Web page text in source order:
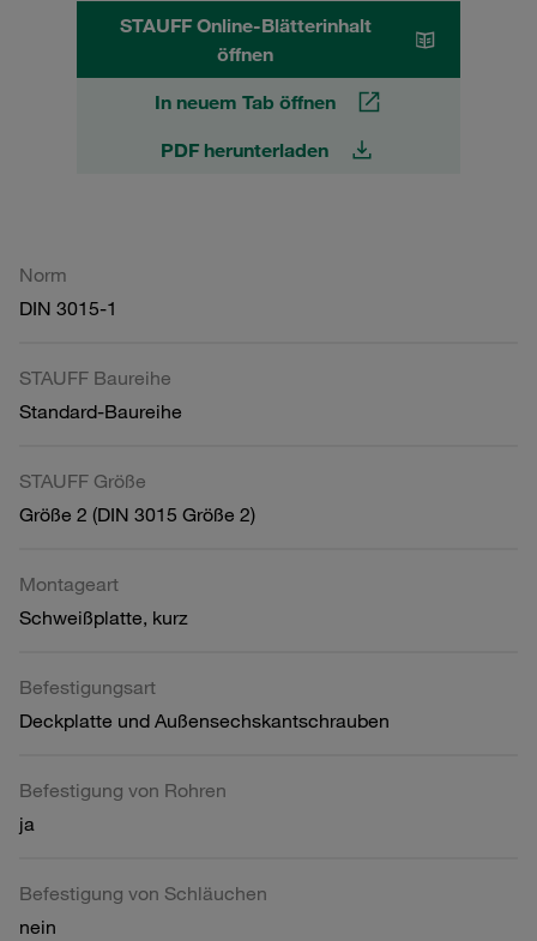
STAUFF Online-Blätterinhalt
öffnen
In neuem Tab öffnen
PDF herunterladen
Norm
DIN 3015-1
STAUFF Baureihe
Standard-Baureihe
STAUFF Größe
Größe 2 (DIN 3015 Größe 2)
Montageart
Schweißplatte, kurz
Befestigungsart
Deckplatte und Außensechskantschrauben
Befestigung von Rohren
ja
Befestigung von Schläuchen
nein